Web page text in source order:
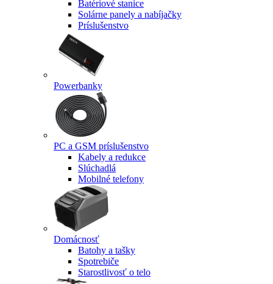
Batériové stanice
Solárne panely a nabíjačky
Príslušenstvo
Powerbanky
PC a GSM príslušenstvo
Kabely a redukce
Slúchadlá
Mobilné telefony
Domácnosť
Batohy a tašky
Spotrebiče
Starostlivosť o telo